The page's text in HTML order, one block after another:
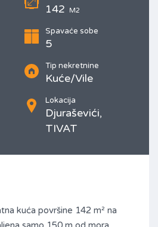
142 M2
Spavaće sobe
5
Tip nekretnine
Kuće/Vile
Lokacija
Djuraševići,
TIVAT
kuća površine 142 m² na